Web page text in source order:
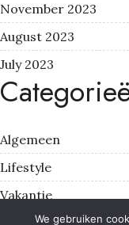
November 2023
August 2023
July 2023
Algemeen
Lifestyle
Vakantie
We gebruiken